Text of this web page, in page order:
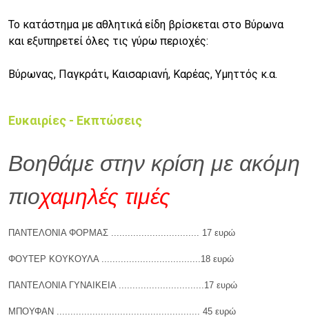
Το κατάστημα με αθλητικά είδη βρίσκεται στο Βύρωνα
και εξυπηρετεί όλες τις γύρω περιοχές:
Βύρωνας, Παγκράτι, Καισαριανή, Καρέας, Υμηττός κ.α.
Ευκαιρίες - Εκπτώσεις
Βοηθάμε στην κρίση με ακόμη
πιοχαμηλές τιμές
ΠΑΝΤΕΛΟΝΙΑ ΦΟΡΜΑΣ ................................ 17 ευρώ
ΦΟΥΤΕΡ ΚΟΥΚΟΥΛΑ ....................................18 ευρώ
ΠΑΝΤΕΛΟΝΙΑ ΓΥΝΑΙΚΕΙΑ ...............................17 ευρώ
ΜΠΟΥΦΑΝ .................................................... 45 ευρώ